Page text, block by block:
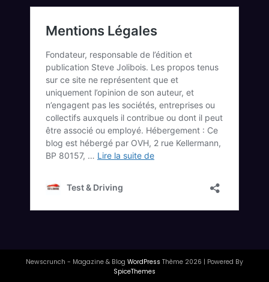
Newscrunch - Magazine & Blog WordPress Thème 2026 | Powered By
SpiceThemes